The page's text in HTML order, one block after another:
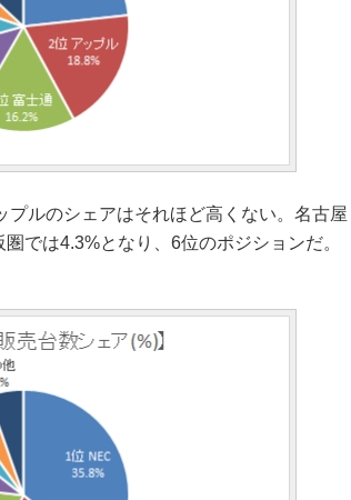
ルのシェアはそれほど高くない。名古屋
では4.3%となり、6位のポジションだ。